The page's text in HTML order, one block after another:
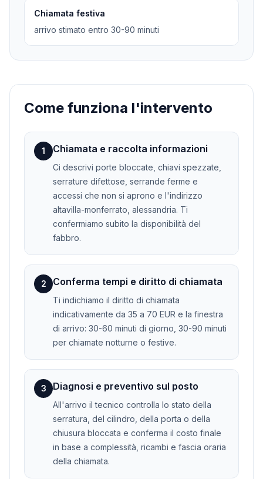
Chiamata festiva
arrivo stimato entro 30-90 minuti
Come funziona l'intervento
1 Chiamata e raccolta informazioni
Ci descrivi porte bloccate, chiavi spezzate,
serrature difettose, serrande ferme e
accessi che non si aprono e l'indirizzo
altavilla-monferrato, alessandria. Ti
confermiamo subito la disponibilità del
fabbro.
2 Conferma tempi e diritto di chiamata
Ti indichiamo il diritto di chiamata
indicativamente da 35 a 70 EUR e la finestra
di arrivo: 30-60 minuti di giorno, 30-90 minuti
per chiamate notturne o festive.
3 Diagnosi e preventivo sul posto
All'arrivo il tecnico controlla lo stato della
serratura, del cilindro, della porta o della
chiusura bloccata e conferma il costo finale
in base a complessità, ricambi e fascia oraria
della chiamata.